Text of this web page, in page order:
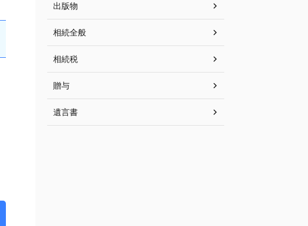
出版物
相続全般
相続税
贈与
遺言書